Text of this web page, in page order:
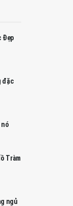
Đẹp
đặc
nó
Tràm
ngủ